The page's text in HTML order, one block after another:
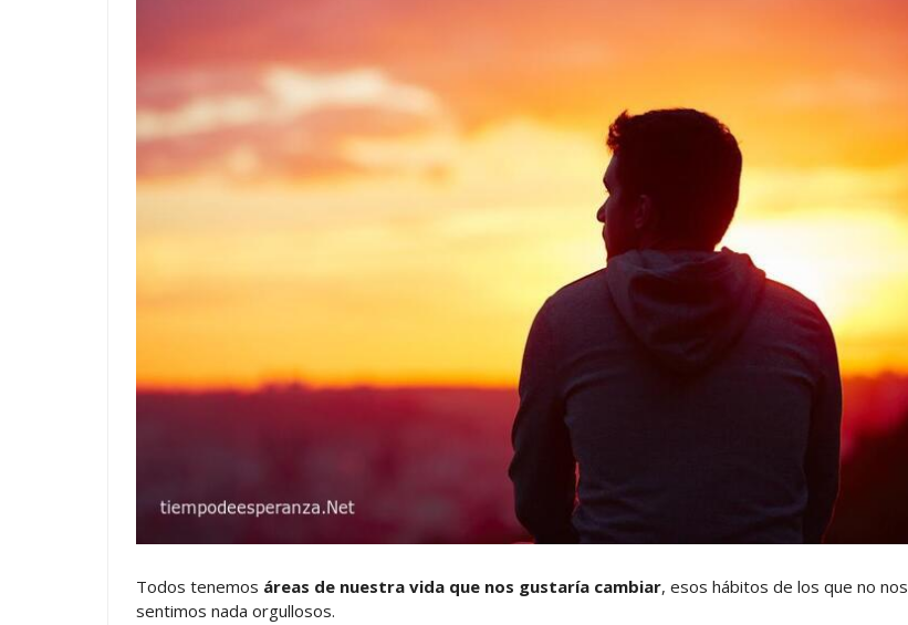
Todos tenemos áreas de nuestra vida que nos gustaría cambiar, esos hábitos de los que no nos
sentimos nada orgullosos.